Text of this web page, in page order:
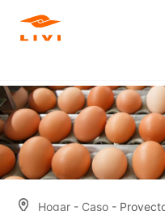
Hogar - Caso -